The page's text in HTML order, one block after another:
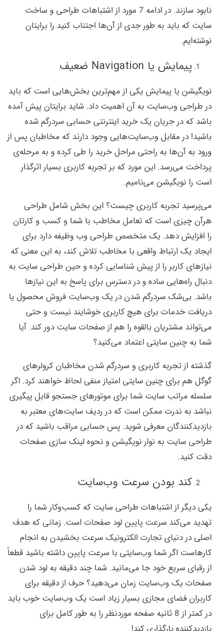
نابود سازند. در ادامه 7 مورد از اشتباهات طراحی و ساخت
سایت که باید به طور جدی از آن‌ها اجتناب کنید را برایتان
نوشته‌ایم.
پیمایش یا Navigation ضعیف
نویگیشن یا پیمایش یکی از مهم‌ترین بخش‌هایی است که باید
در طراحی وب‌سایت به آن اهمیت داد. شاید برایتان پیش آمده
باشد که در جریان یک خرید اینترنتی حسابی سردرگم شده
باشید! در مقابل وب‌سایت‌هایی وجود دارند که مخاطبان پس از
ورود به آن‌ها به راحتی مراحل خرید را طی کرده و به مرحله‌ی
پرداخت می‌رسد. این مورد که بر تجربه کاربری بسیار اثرگذار
است را نویگیشن می‌نامیم.
می‌پرسید تجربه کاربری چیست؟ این بخش شامل طراحی
هرآن چیزی است که تعامل مخاطب با شما و کسب و کارتان
را افزایش دهد. یک متخصص طراحی وب وظیفه دارد برای
ایجاد یک ارتباط واقعی با مخاطب تلاش کند، به این معنی که
نیازهای کاربر را از پیش شناسایی کرده و حین طراحی سایت به
دنبال راه‌هایی ساده و در دسترس برای پاسخ به این نیازها
باشد. بی‌شک سردرگم شدن در یک وب‌سایت‌ فروش محصول یا
دریافت خدمات برای هیچ کاربری خوشایند نیست و حتی
می‌تواند مشتریان بالقوه را هم از صفحات سایت دور کند. آیا
شما به چنین سایتی اعتماد می‌کنید؟
گذشته از تجربه کاربری و سردرگم شدن مخاطبان کرولرهای
گوگل هم برای چنین سایتی امتیاز منفی لحاظ خواهند کرد. اگر
سلسله مراتب سایت شما برای موتورهای جستجو قابل پیگیری
نباشد به ندرت ممکن است که در ردیف سایت‌های معتبر به
بازدیدکنندگان معرفی شوید. پس حسابی مراقب باشید که در
طراحی سایت به نوار نویگیشن و نحوه لینک سازی صفحات
دقت کنید.
کند بودن سرعت وب‌سایت
یکی دیگر از اشتباهات طراحی سایت که کسب‌وکار شما را
تهدید می‌کند سرعت پایین لود صفحات است. زمانی که هدف
اصلی در دنیای تجارت الکترونیک سرعت بخشیدن به انجام
کارهاست اگر شما وب‌سایتی با سرعت پایین داشته باشید قطعاً
از رقبای سریع خود جا می‌مانید. شما چند دقیقه به لود شدن
صفحات یک وب‌سایت زمان می‌دهید؟ حرف از دقیقه برای
کاربران فضای مجازی بسیار زیاد است یک وب‌سایت خوب باید
در کمتر از 8 ثانیه صفحه موردنظر را به طور کامل برای